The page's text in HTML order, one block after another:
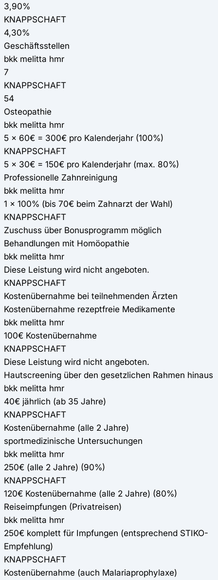
3,90%
KNAPPSCHAFT
4,30%
Geschäftsstellen
bkk melitta hmr
7
KNAPPSCHAFT
54
Osteopathie
bkk melitta hmr
5 x 60€ = 300€ pro Kalenderjahr (100%)
KNAPPSCHAFT
5 x 30€ = 150€ pro Kalenderjahr (max. 80%)
Professionelle Zahnreinigung
bkk melitta hmr
1 x 100% (bis 70€ beim Zahnarzt der Wahl)
KNAPPSCHAFT
Zuschuss über Bonusprogramm möglich
Behandlungen mit Homöopathie
bkk melitta hmr
Diese Leistung wird nicht angeboten.
KNAPPSCHAFT
Kostenübernahme bei teilnehmenden Ärzten
Kostenübernahme rezeptfreie Medikamente
bkk melitta hmr
100€ Kostenübernahme
KNAPPSCHAFT
Diese Leistung wird nicht angeboten.
Hautscreening über den gesetzlichen Rahmen hinaus
bkk melitta hmr
40€ jährlich (ab 35 Jahre)
KNAPPSCHAFT
Kostenübernahme (alle 2 Jahre)
sportmedizinische Untersuchungen
bkk melitta hmr
250€ (alle 2 Jahre) (90%)
KNAPPSCHAFT
120€ Kostenübernahme (alle 2 Jahre) (80%)
Reiseimpfungen (Privatreisen)
bkk melitta hmr
250€ komplett für Impfungen (entsprechend STIKO-
Empfehlung)
KNAPPSCHAFT
Kostenübernahme (auch Malariaprophylaxe)